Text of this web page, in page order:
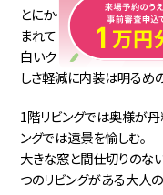
とにかく窓がたくさんあ
まれています。
白いクロスを使うと晴れ
しさ軽減に内装は明るめ
1階リビングでは奥様が
ングでは遠景を愉しむ。
大きな窓と間仕切りのな
つのリビングがある大人の